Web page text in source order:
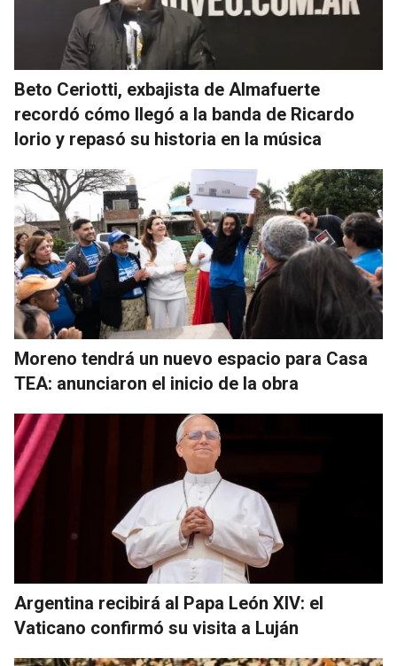
Beto Ceriotti, exbajista de Almafuerte
recordó cómo llegó a la banda de Ricardo
Iorio y repasó su historia en la música
Moreno tendrá un nuevo espacio para Casa
TEA: anunciaron el inicio de la obra
Argentina recibirá al Papa León XIV: el
Vaticano confirmó su visita a Luján